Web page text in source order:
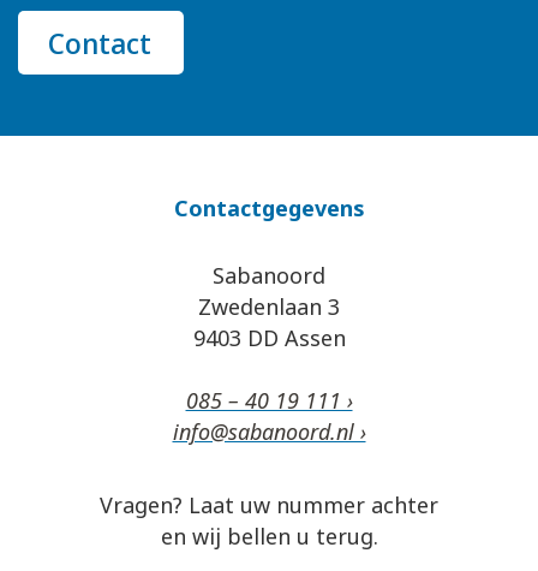
Contact
Contactgegevens
Sabanoord
Zwedenlaan 3
9403 DD Assen
085 – 40 19 111 ›
info@sabanoord.nl ›
Vragen? Laat uw nummer achter
en wij bellen u terug.